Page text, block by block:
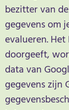
bezitter van
gegevens om
evalueren. Het
doorgeeft,
data van
gegevens zijn